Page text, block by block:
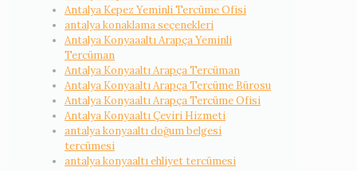
Antalya Kepez Yeminli Tercüme Ofisi
antalya konaklama seçenekleri
Antalya Konyaaaltı Arapça Yeminli
Tercüman
Antalya Konyaaltı Arapça Tercüman
Antalya Konyaaltı Arapça Tercüme Bürosu
Antalya Konyaaltı Arapça Tercüme Ofisi
Antalya Konyaaltı Çeviri Hizmeti
antalya konyaaltı doğum belgesi
tercümesi
antalya konyaaltı ehliyet tercümesi